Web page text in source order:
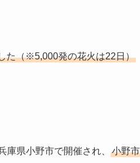
た（※5,000発の花火は22日）
庫県小野市で開催され、
小野